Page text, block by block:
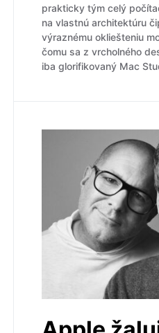
prakticky tým celý
na vlastnú architektúru
výraznému okliešteniu
čomu sa z vrcholného
iba glorifikovaný Mac